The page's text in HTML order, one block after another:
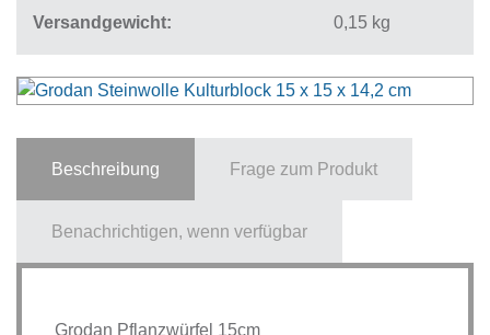
Versandgewicht 0,15 kg
Beschreibung Frage zum Produkt
Benachrichtigen, wenn verfügbar
Grodan Pflanzwürfel 15cm